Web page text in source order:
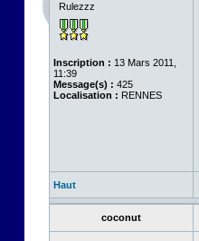
Rulezzz
Inscription : 13 Mars 2011,
11:39
Message(s) : 425
Localisation : RENNES
Haut
coconut